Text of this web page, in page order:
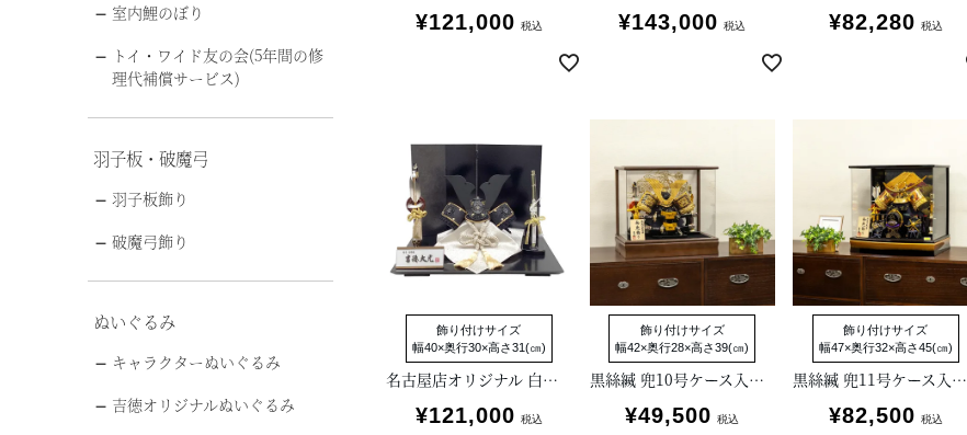
室内鯉のぼり
トイ・ワイド友の会(5年間の修
理代補償サービス)
羽子板・破魔弓
羽子板飾り
破魔弓飾り
ぬいぐるみ
キャラクターぬいぐるみ
吉徳オリジナルぬいぐるみ
¥121,000 税込 ¥143,000 税込 ¥82,280 税込
飾り付けサイズ
幅40×奥行30×高さ31(㎝)
名古屋店オリジナル 白黒段縅8号兜床飾り
¥121,000 税込
飾り付けサイズ
幅42×奥行28×高さ39(㎝)
黒絲縅 兜10号ケース入り飾り
¥49,500 税込
飾り付けサイズ
幅47×奥行32×高さ45(㎝)
黒絲縅 兜11号ケース入り飾り
¥82,500 税込